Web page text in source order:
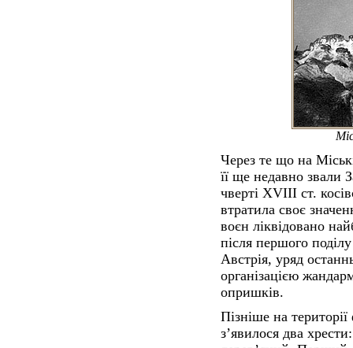
Через те що на
її ще недавно звали
чверті ХVIII cт.
втратила своє
воєн ліквідовано
після першого
Австрія, уряд
організацією
опришків.
Пізніше на
з’явилося два